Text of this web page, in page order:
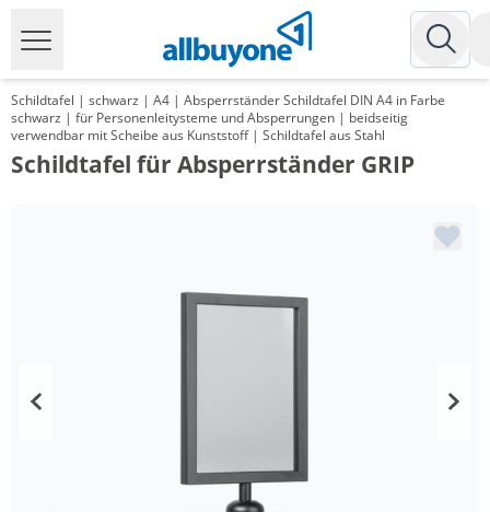
Schildtafel | schwarz | A4 | Absperrständer Schildtafel DIN A4 in Farbe
schwarz | für Personenleitysteme und Absperrungen | beidseitig
verwendbar mit Scheibe aus Kunststoff | Schildtafel aus Stahl
Schildtafel für Absperrständer GRIP